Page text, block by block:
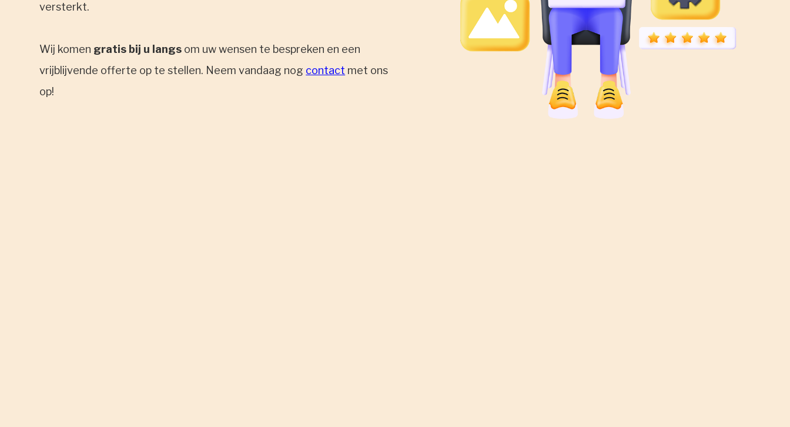
versterkt.
Wij komen gratis bij u langs om uw wensen te bespreken en een
vrijblijvende offerte op te stellen. Neem vandaag nog contact met ons
op!